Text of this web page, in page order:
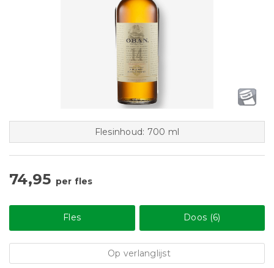
Flesinhoud: 700 ml
74,95 per fles
Fles Doos (6)
Op verlanglijst